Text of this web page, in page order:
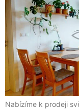
Nabízíme k prodeji